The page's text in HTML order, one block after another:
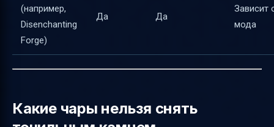
(например,
Disenchanting
Forge)
Да Да
Зависит
мода
Какие чары нельзя снять